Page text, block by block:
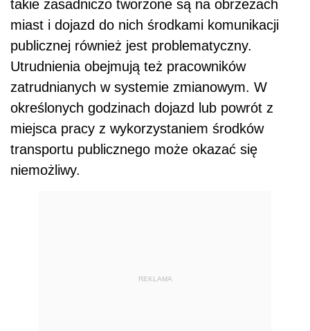
takie zasadniczo tworzone są na obrzeżach
miast i dojazd do nich środkami komunikacji
publicznej również jest problematyczny.
Utrudnienia obejmują też pracowników
zatrudnianych w systemie zmianowym. W
określonych godzinach dojazd lub powrót z
miejsca pracy z wykorzystaniem środków
transportu publicznego może okazać się
niemożliwy.
REKLAMA